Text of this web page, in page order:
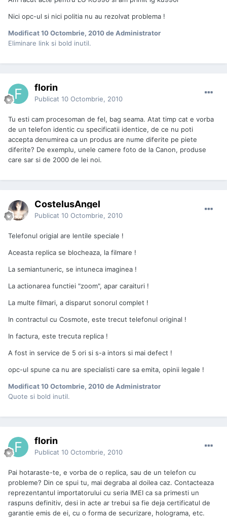
Nici opc-ul si nici politia nu au rezolvat problema !
Modificat10 Octombrie, 2010de Administrator
Eliminare link si bold inutil.
florin
Publicat 10 Octombrie, 2010
Tu esti cam procesoman de fel, bag seama. Atat timp cat e vorba
de un telefon identic cu specificatii identice, de ce nu poti
accepta denumirea ca un produs are nume diferite pe piete
diferite? De exemplu, unele camere foto de la Canon, produse
care sar si de 2000 de lei noi.
CostelusAngel
Publicat 10 Octombrie, 2010
Telefonul origial are lentile speciale !
Aceasta replica se blocheaza, la filmare !
La semiantuneric, se intuneca imaginea !
La actionarea functiei "zoom", apar caraituri !
La multe filmari, a disparut sonorul complet !
In contractul cu Cosmote, este trecut telefonul original !
In factura, este trecuta replica !
A fost in service de 5 ori si s-a intors si mai defect !
opc-ul spune ca nu are specialisti care sa emita, opinii legale !
Modificat10 Octombrie, 2010de Administrator
Quote si bold inutil.
florin
Publicat 10 Octombrie, 2010
Pai hotaraste-te, e vorba de o replica, sau de un telefon cu
probleme? Din ce spui tu, mai degraba al doilea caz. Contacteaza
reprezentantul importatorului cu seria IMEI ca sa primesti un
raspuns definitiv, desi in acte ar trebui sa fie deja certificatul de
garantie emis de ei, cu o forma de securizare, holograma, etc.